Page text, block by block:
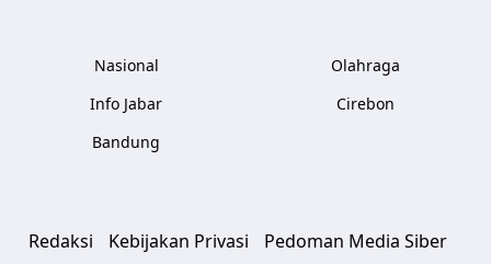
Nasional
Info Jabar
Bandung
Olahraga
Cirebon
Redaksi Kebijakan Privasi Pedoman Media Siber